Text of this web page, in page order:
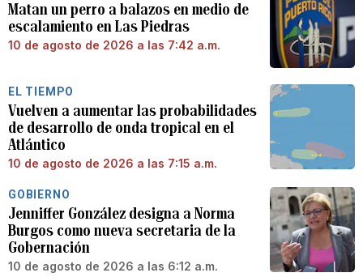
Matan un perro a balazos en medio de
escalamiento en Las Piedras
10 de agosto de 2026 a las 7:42 a.m.
EL TIEMPO
Vuelven a aumentar las probabilidades
de desarrollo de onda tropical en el
Atlántico
10 de agosto de 2026 a las 7:15 a.m.
GOBIERNO
Jenniffer González designa a Norma
Burgos como nueva secretaria de la
Gobernación
10 de agosto de 2026 a las 6:12 a.m.